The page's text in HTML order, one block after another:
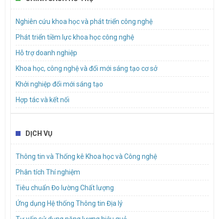
động đổi mới sáng tạo cho doanh nghiệp khởi nghiệp sáng tạo,
doanh nghiệp nhỏ và vừa trên địa bàn Thành phố
Nghiên cứu khoa học và phát triển công nghệ
Phát triển tiềm lực khoa học công nghệ
Hỗ trợ doanh nghiệp
Khoa học, công nghệ và đổi mới sáng tạo cơ sở
Khởi nghiệp đổi mới sáng tạo
Hợp tác và kết nối
DỊCH VỤ
Thông tin và Thống kê Khoa học và Công nghệ
Phân tích Thí nghiệm
Tiêu chuẩn Đo lường Chất lượng
Ứng dụng Hệ thống Thông tin Địa lý